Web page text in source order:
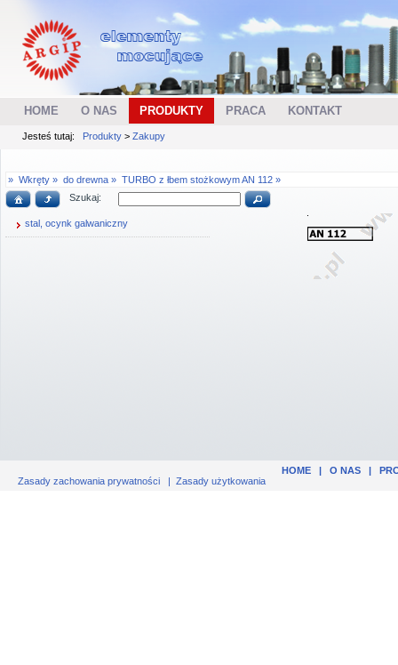
HOME O NAS PRODUKTY PRACA KONTAKT
Jesteś tutaj: Produkty > Zakupy
» Wkręty » do drewna » TURBO z łbem stożkowym AN 112 »
Szukaj:
stal, ocynk galwaniczny
HOME| O NAS|
Zasady zachowania prywatności | Zasady użytkowania